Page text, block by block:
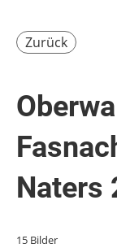
Zurück
Naters
15 Bilder